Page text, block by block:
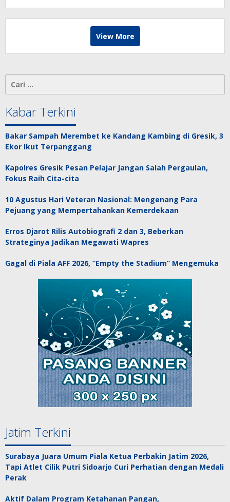
View More
untuk:
Kabar Terkini
Bakar Sampah Merembet ke Kandang Kambing di Gresik, 3
Ekor Ikut Terpanggang
Kapolres Gresik Pesan Pelajar Jangan Salah Pergaulan,
Fokus Raih Cita-cita
10 Agustus Hari Veteran Nasional: Mengenang Para
Pejuang yang Mempertahankan Kemerdekaan
Erros Djarot Rilis Autobiografi 2 dan 3, Beberkan
Strateginya Jadikan Megawati Wapres
Gagal di Piala AFF 2026, ”Empty the Stadium” Mengemuka
Jatim Terkini
Surabaya Juara Umum Piala Ketua Perbakin Jatim 2026,
Tapi Atlet Cilik Putri Sidoarjo Curi Perhatian dengan Medali
Perak
Aktif Dalam Program Ketahanan Pangan,